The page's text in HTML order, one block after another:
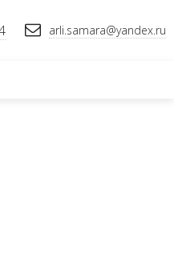
arli.samara@yandex.ru